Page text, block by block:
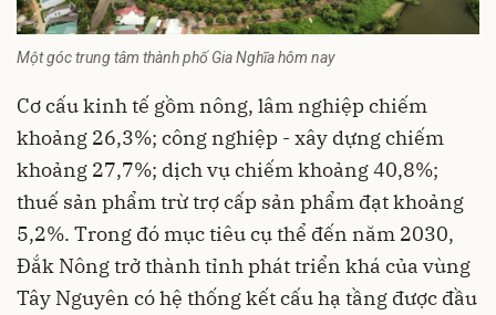
Một góc trung tâm thành phố Gia Nghĩa hôm nay
Cơ cấu kinh tế gồm nông, lâm nghiệp chiếm
khoảng 26,3%; công nghiệp - xây dựng chiếm
khoảng 27,7%; dịch vụ chiếm khoảng 40,8%;
thuế sản phẩm trừ trợ cấp sản phẩm đạt khoảng
5,2%. Trong đó mục tiêu cụ thể đến năm 2030,
Đắk Nông trở thành tỉnh phát triển khá của vùng
Tây Nguyên có hệ thống kết cấu hạ tầng được đầu